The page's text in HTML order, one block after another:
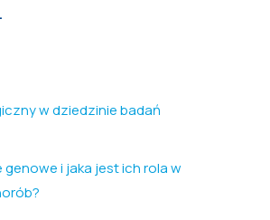
w dziedzinie badań
genowe i jaka jest ich rola w